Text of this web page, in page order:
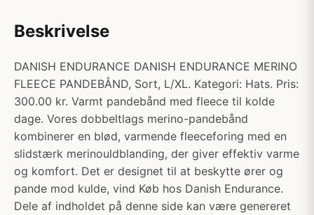
Beskrivelse
DANISH ENDURANCE DANISH ENDURANCE MERINO
FLEECE PANDEBÅND, Sort, L/XL. Kategori: Hats. Pris:
300.00 kr. Varmt pandebånd med fleece til kolde
dage. Vores dobbeltlags merino-pandebånd
kombinerer en blød, varmende fleeceforing med en
slidstærk merinouldblanding, der giver effektiv varme
og komfort. Det er designet til at beskytte ører og
pande mod kulde, vind Køb hos Danish Endurance.
Dele af indholdet på denne side kan være genereret